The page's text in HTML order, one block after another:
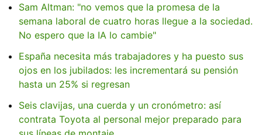
Sam Altman: "no vemos que la promesa de la
semana laboral de cuatro horas llegue a la sociedad.
No espero que la IA lo cambie"
España necesita más trabajadores y ha puesto sus
ojos en los jubilados: les incrementará su pensión
hasta un 25% si regresan
Seis clavijas, una cuerda y un cronómetro: así
contrata Toyota al personal mejor preparado para